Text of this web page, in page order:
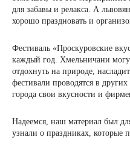
для забавы и релакса. А
хорошо праздновать и
Фестиваль «Проскуровские
каждый год. Хмельничани
отдохнуть на природе,
фестивали проводятся в
города свои вкусности и
Надеемся, наш материал был
узнали о праздниках, которые